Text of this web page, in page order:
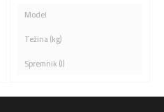
Model
Težina (kg)
Spremnik (l)